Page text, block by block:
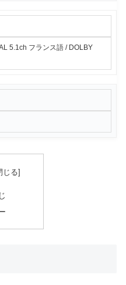
5.1ch フランス語 / DOLBY